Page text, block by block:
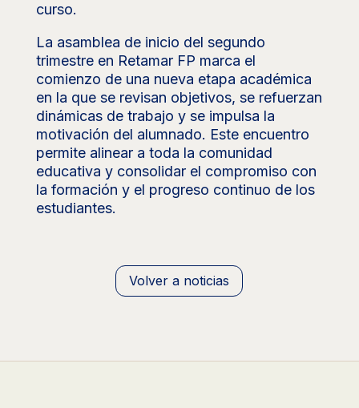
curso.
La asamblea de inicio del segundo
trimestre en Retamar FP marca el
comienzo de una nueva etapa académica
en la que se revisan objetivos, se refuerzan
dinámicas de trabajo y se impulsa la
motivación del alumnado. Este encuentro
permite alinear a toda la comunidad
educativa y consolidar el compromiso con
la formación y el progreso continuo de los
estudiantes.
Volver a noticias